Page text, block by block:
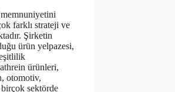
farklı strateji ve
Şirketin
ürün yelpazesi,
ürünleri,
otomotiv,
birçok sektörde